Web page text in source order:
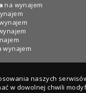
na wynajem
wynajem
naszych
w dowolnej chwili